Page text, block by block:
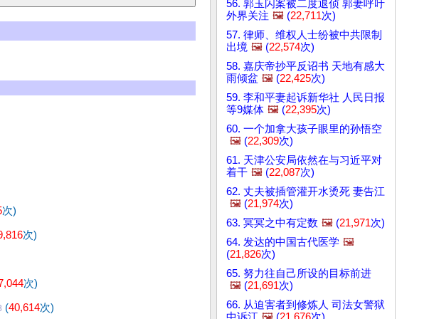
次)
次)
次)
(40,614次)
56. 郭玉闪案被二度退侦 郭妻呼吁
外界关注 🖼️ (22,711次)
57. 律师、维权人士纷被中共限制
出境 🖼️ (22,574次)
58. 嘉庆帝抄平反诏书 天地有感大
雨倾盆 🖼️ (22,425次)
59. 李和平妻起诉新华社 人民日报
等9媒体 🖼️ (22,395次)
60. 一个加拿大孩子眼里的孙悟空
🖼️ (22,309次)
61. 天津公安局依然在与习近平对
着干 🖼️ (22,087次)
62. 丈夫被插管灌开水烫死 妻告江
🖼️ (21,974次)
63. 冥冥之中有定数 🖼️ (21,971次)
64. 发达的中国古代医学 🖼️
(21,826次)
65. 努力往自己所设的目标前进
🖼️ (21,691次)
66. 从迫害者到修炼人 司法女警狱
中诉江 🖼️ (21,676次)